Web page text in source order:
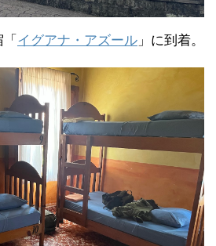
イグアナ・アズール 」に到着。